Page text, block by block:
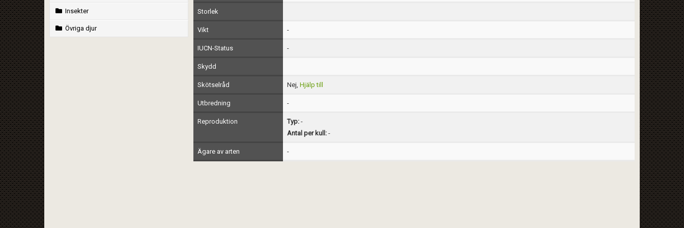
Insekter
Övriga djur
Storlek
Vikt -
IUCN-Status -
Skydd
Skötselråd Nej, Hjälp till
Utbredning -
Reproduktion Typ:-
Antal per kull:-
Ägare av arten -